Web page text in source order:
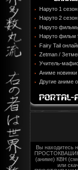
Наруто 1
Наруто 2
Наруто
Наруто фильм
Fairy Tail
Zetman /
Учитель-
Аниме новинки
Другие аниме
Вы находитесь
(аниме) КВН
или